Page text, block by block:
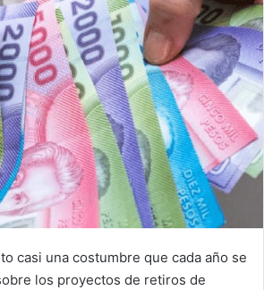
casi una costumbre que cada año se
los proyectos de retiros de